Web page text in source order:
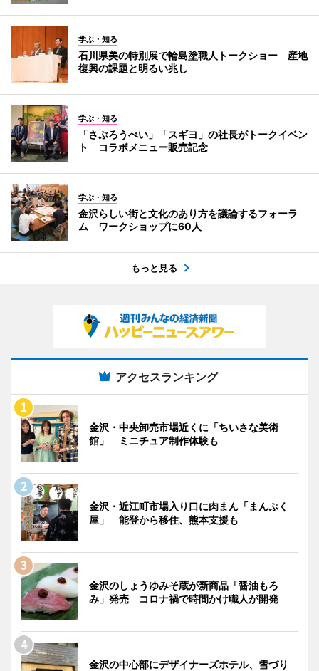
学ぶ・知る
石川県美の特別展で輪島塗職人トークショー 産地
復興の課題と明るい兆し
学ぶ・知る
「さぶろうべい」「スギヨ」の社長がトークイベン
ト コラボメニュー販売記念
学ぶ・知る
金沢らしい街と文化のあり方を議論するフォーラ
ム ワークショップに60人
もっと見る
アクセスランキング
金沢・中央卸売市場近くに「ちいさな美術
館」 ミニチュア制作体験も
金沢・近江町市場入り口に肉まん「まんぷく
屋」 能登から移住、熊本支援も
金沢のしょうゆみそ蔵が新商品「醤油もろ
み」発売 コロナ禍で時間かけ職人が開発
金沢の中心部にデザイナーズホテル、雪づり